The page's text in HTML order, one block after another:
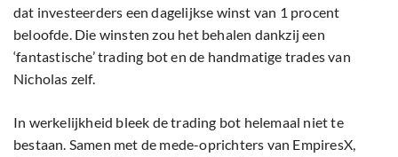
dat investeerders een dagelijkse winst van 1 procent
beloofde. Die winsten zou het behalen dankzij een
‘fantastische’ trading bot en de handmatige trades van
Nicholas zelf.
In werkelijkheid bleek de trading bot helemaal niet te
bestaan. Samen met de mede-oprichters van EmpiresX,